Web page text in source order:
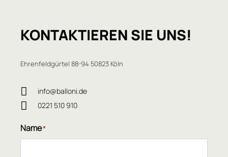
KONTAKTIEREN SIE UNS!
Ehrenfeldgürtel 88-94 50823 Köln
info@balloni.de
0221 510 910
Name*